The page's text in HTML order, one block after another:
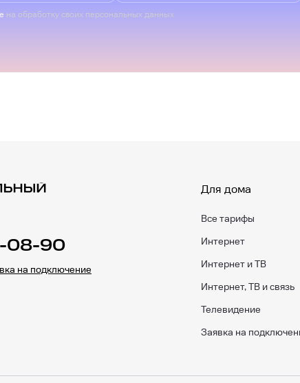
на обработку своих персональных данных
08-90
на подключение
Для дома
Все тарифы
Интернет
Интернет и ТВ
Интернет, ТВ и связь
Телевидение
Заявка на